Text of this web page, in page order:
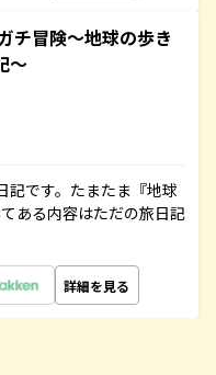
チ冒険～地球の歩き
～
記です。たまたま『地球
ある内容はただの旅日記
詳細を見る